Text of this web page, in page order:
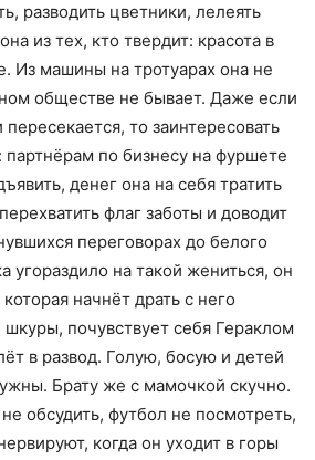
разводить цветники, лелеять
из тех, кто твердит: красота в
Из машины на тротуарах она не
обществе не бывает. Даже если
то заинтересовать
по бизнесу на фуршете
денег она на себя тратить
флаг заботы и доводит
переговорах до белого
угораздило на такой жениться, он
начнёт драть с него
почувствует себя Гераклом
в развод. Голую, босую и детей
Брату же с мамочкой скучно.
обсудить, футбол не посмотреть,
когда он уходит в горы